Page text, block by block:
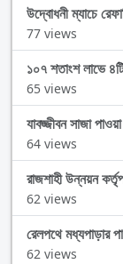
উদ্বোধনী ম্যাচে
77 views
১০৭ শতাংশ লাভে ৪টি
65 views
যাবজ্জীবন সাজা
64 views
রাজশাহী উন্নয়ন
62 views
রেলপথে মধ্যপাড়ার
62 views